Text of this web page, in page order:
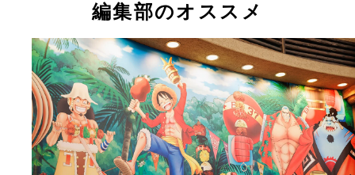
編集部のオススメ